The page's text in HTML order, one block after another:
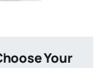
Your